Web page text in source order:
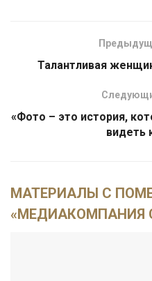
Талантливая
«Фото – это история,
видеть
МАТЕРИАЛЫ С
«МЕДИАКОМПАНИЯ